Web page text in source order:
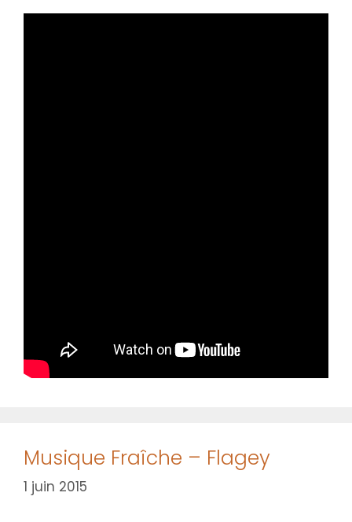
Musique Fraîche – Flagey
1 juin 2015